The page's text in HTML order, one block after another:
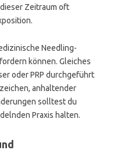
Zeitraum oft
Needling-
können. Gleiches
oder PRP durchgeführt
anhaltender
solltest du
Praxis halten.